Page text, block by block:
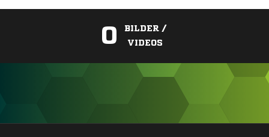
0
BILDER /
VIDEOS